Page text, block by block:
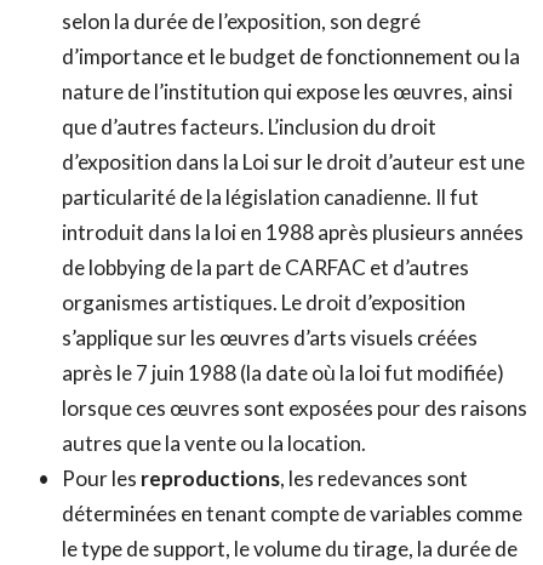
selon la durée de l’exposition, son degré
d’importance et le budget de fonctionnement ou la
nature de l’institution qui expose les œuvres, ainsi
que d’autres facteurs. L’inclusion du droit
d’exposition dans la Loi sur le droit d’auteur est une
particularité de la législation canadienne. Il fut
introduit dans la loi en 1988 après plusieurs années
de lobbying de la part de CARFAC et d’autres
organismes artistiques. Le droit d’exposition
s’applique sur les œuvres d’arts visuels créées
après le 7 juin 1988 (la date où la loi fut modifiée)
lorsque ces œuvres sont exposées pour des raisons
autres que la vente ou la location.
Pour les reproductions, les redevances sont
déterminées en tenant compte de variables comme
le type de support, le volume du tirage, la durée de